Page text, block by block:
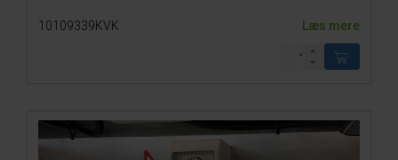
10109339KVK Læs mere